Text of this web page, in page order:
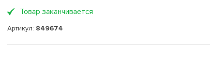
Товар заканчивается
Артикул: 849674